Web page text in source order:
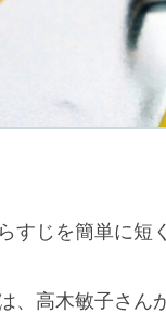
すじを簡単に短
、高木敏子さん